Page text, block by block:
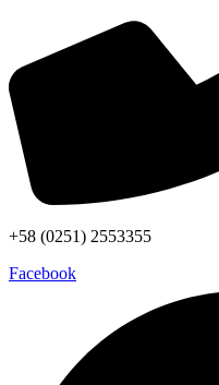
+58 (0251) 2553355
Facebook